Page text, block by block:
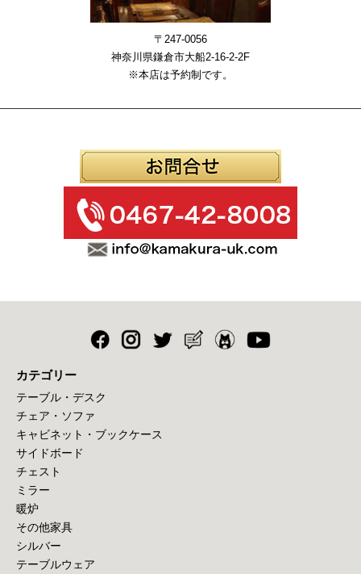
〒247-0056
神奈川県鎌倉市大船2-16-2-2F
※本店は予約制です。
カテゴリー
テーブル・デスク
チェア・ソファ
キャビネット・ブックケース
サイドボード
チェスト
ミラー
暖炉
その他家具
シルバー
テーブルウェア